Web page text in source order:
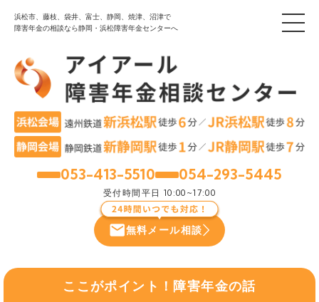
浜松市、藤枝、袋井、富士、静岡、焼津、沼津で
障害年金の相談なら静岡・浜松障害年金センターへ
053-413-5510 054-293-5445
受付時間 平日 10:00~17:00
無料メール相談
ここがポイント！障害年金の話